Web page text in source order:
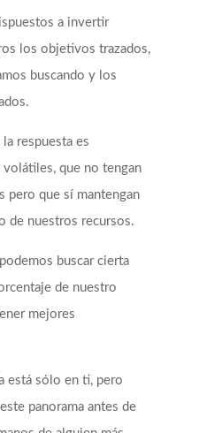
a invertir
los objetivos trazados,
buscando y los
respuesta es
que no tengan
pero que sí mantengan
de nuestros recursos.
buscar cierta
de nuestro
mejores
está sólo en ti, pero
panorama antes de